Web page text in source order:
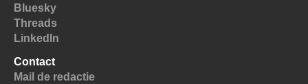
Bluesky
Threads
LinkedIn
Contact
Mail de redactie